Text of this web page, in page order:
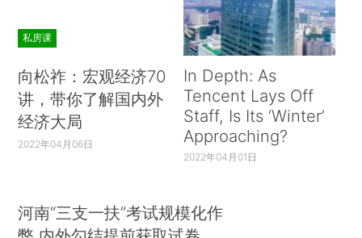
私房课
向松祚：宏观经济70
讲，带你了解国内外
经济大局
2022年04月06日
In Depth: As
Tencent Lays Off
Staff, Is Its ‘Winter’
Approaching?
2022年04月01日
河南“三支一扶”考试规模化作